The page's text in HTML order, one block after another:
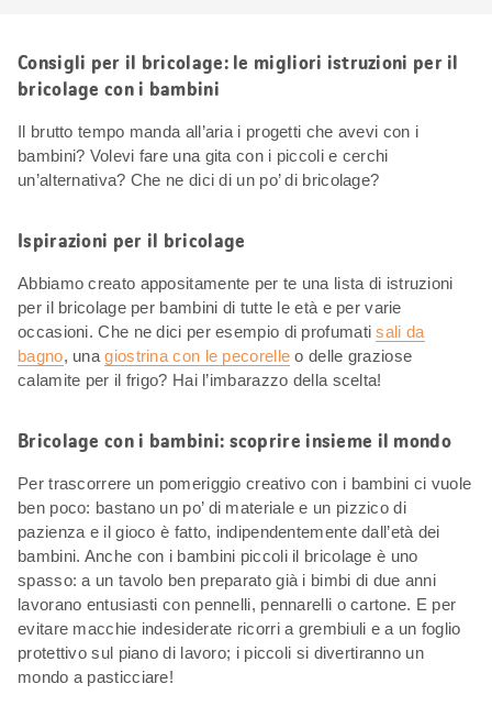
Consigli per il bricolage: le migliori istruzioni per il
bricolage con i bambini
Il brutto tempo manda all’aria i progetti che avevi con i
bambini? Volevi fare una gita con i piccoli e cerchi
un’alternativa? Che ne dici di un po’ di bricolage?
Ispirazioni per il bricolage
Abbiamo creato appositamente per te una lista di istruzioni
per il bricolage per bambini di tutte le età e per varie
occasioni. Che ne dici per esempio di profumatisali da
bagno, unagiostrina con le pecorelle o delle graziose
calamite per il frigo? Hai l’imbarazzo della scelta!
Bricolage con i bambini: scoprire insieme il mondo
Per trascorrere un pomeriggio creativo con i bambini ci vuole
ben poco: bastano un po’ di materiale e un pizzico di
pazienza e il gioco è fatto, indipendentemente dall’età dei
bambini. Anche con i bambini piccoli il bricolage è uno
spasso: a un tavolo ben preparato già i bimbi di due anni
lavorano entusiasti con pennelli, pennarelli o cartone. E per
evitare macchie indesiderate ricorri a grembiuli e a un foglio
protettivo sul piano di lavoro; i piccoli si divertiranno un
mondo a pasticciare!